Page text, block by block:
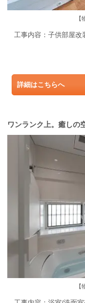
工事内容：子供部屋改
詳細はこちらへ
ワンランク上。癒しの